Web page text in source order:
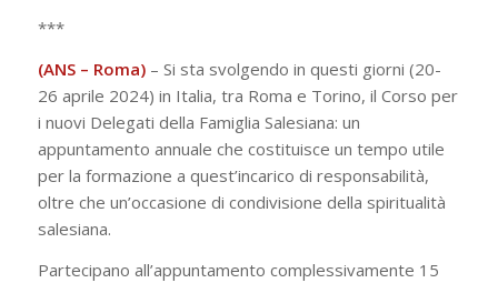
***
(ANS – Roma)– Si sta svolgendo in questi giorni (20-
26 aprile 2024) in Italia, tra Roma e Torino, il Corso per
i nuovi Delegati della Famiglia Salesiana: un
appuntamento annuale che costituisce un tempo utile
per la formazione a quest’incarico di responsabilità,
oltre che un’occasione di condivisione della spiritualità
salesiana.
Partecipano all’appuntamento complessivamente 15